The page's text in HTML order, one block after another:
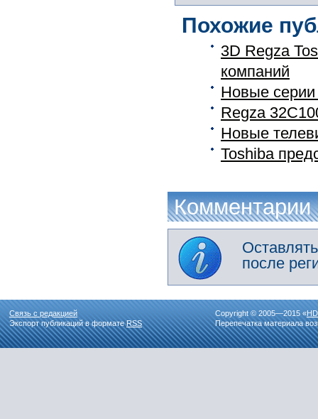
Похожие
3D Regza
компаний
Новые серии
Regza
Новые
Toshiba
Комментарии
после
Связь с редакцией
Экспорт публикаций в форматеRSS
Copyright © 2005—2015 «
Перепечатка материала